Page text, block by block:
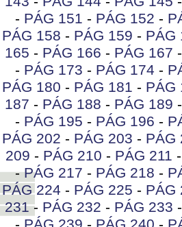
- PÁG 151 - PÁG 152 -
PÁG 158 - PÁG 159 - PÁG
165 - PÁG 166 - PÁG 167 -
- PÁG 173 - PÁG 174 -
PÁG 180 - PÁG 181 - PÁG
187 - PÁG 188 - PÁG 189 -
- PÁG 195 - PÁG 196 -
PÁG 202 - PÁG 203 - PÁG
209 - PÁG 210 - PÁG 211 -
-PÁG 217 - PÁG 218 -
PÁG 224 - PÁG 225 - PÁG
231- PÁG 232 - PÁG 233 -